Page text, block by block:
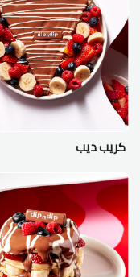
كريب ديب